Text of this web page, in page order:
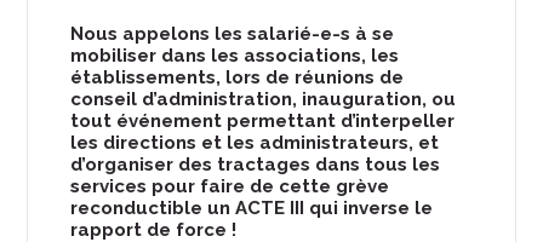
Nous appelons les salarié-e-s à se
mobiliser dans les associations, les
établissements, lors de réunions de
conseil d’administration, inauguration, ou
tout événement permettant d’interpeller
les directions et les administrateurs, et
d’organiser des tractages dans tous les
services pour faire de cette grève
reconductible un ACTE III qui inverse le
rapport de force !